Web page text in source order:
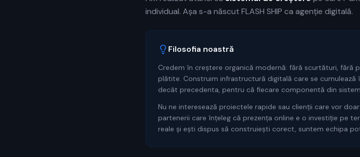
individual. Așa s-a născut FLASH SHIP ca agenție digitală.
Filosofia noastră
Credem în creștere organică modernă: fără scurtături, fără
plătite. Construim infrastructură digitală care se
decât precedenta, pentru că fiecare componentă din
Nu ne interesează proiectele rapide sau clienții care vor
partenerii care înțeleg că prezența online e o investiție pe
reale și ești dispus să construiești corect, suntem echipa